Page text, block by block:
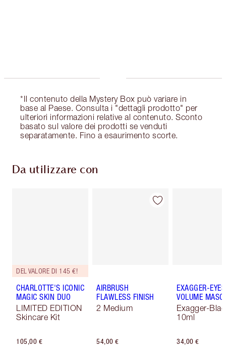
*Il contenuto della Mystery Box può variare in
base al Paese. Consulta i "dettagli prodotto" per
ulteriori informazioni relative al contenuto. Sconto
basato sul valore dei prodotti se venduti
separatamente. Fino a esaurimento scorte.
Da utilizzare con
DEL VALORE DI 145 €!
CHARLOTTE'S ICONIC
MAGIC SKIN DUO
LIMITED EDITION
Skincare Kit
105,00 €
AIRBRUSH
FLAWLESS FINISH
2 Medium
54,00 €
EXAGGER-EYES
VOLUME
Exagger-
10ml
34,00 €